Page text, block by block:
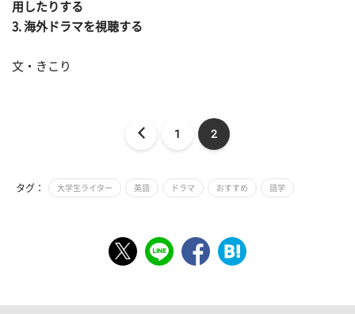
用したりする
3. 海外ドラマを視聴する
文・きこり
1 2
タグ： 大学生ライター 英語 ドラマ おすすめ 語学